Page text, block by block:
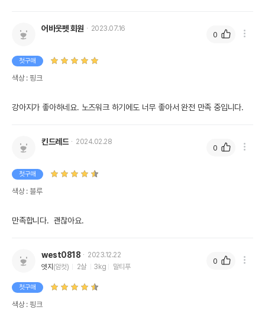
어바웃펫 회원 2023.07.16
첫구매
색상 : 핑크
강아지가 좋아하네요. 노즈워크 하기에도 너무 좋아서 완전 만족 중입니다.
0
킨드레드 2024.02.28
첫구매
색상 : 블루
만족합니다.  괜찮아요.
0
west0818
2023.12.22
엣지 (암컷) 2살 3kg 말티푸
첫구매
색상 : 핑크
0